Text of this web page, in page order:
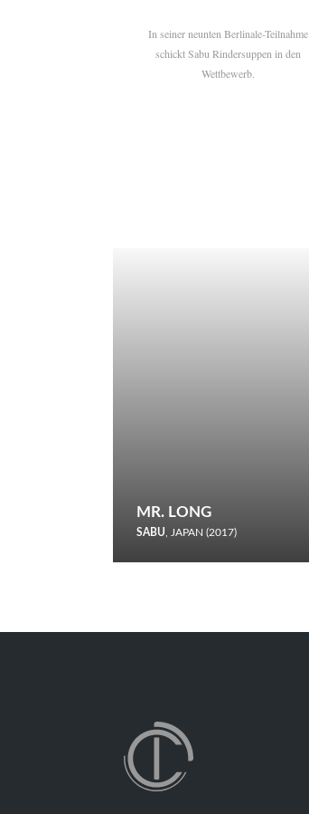
In seiner neunten Berlinale-Teilnahme
schickt Sabu Rindersuppen in den
Wettbewerb.
MR. LONG
SABU, JAPAN (2017)
den Wettbewerb.